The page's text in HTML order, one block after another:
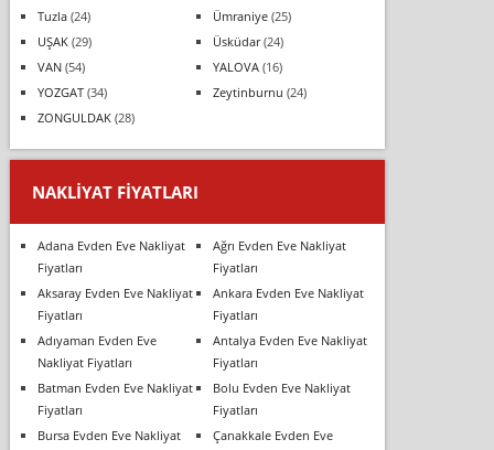
Tuzla(24) Ümraniye(25)
UŞAK(29) Üsküdar(24)
VAN(54) YALOVA(16)
YOZGAT(34) Zeytinburnu (24)
ZONGULDAK(28)
NAKLIYAT FIYATLARI
Adana Evden Eve Nakliyat
Fiyatları
Ağrı Evden Eve Nakliyat
Fiyatları
Aksaray Evden Eve Nakliyat
Fiyatları
Ankara Evden Eve Nakliyat
Fiyatları
Adıyaman Evden Eve
Nakliyat Fiyatları
Antalya Evden Eve Nakliyat
Fiyatları
Batman Evden Eve Nakliyat
Fiyatları
Bolu Evden Eve Nakliyat
Fiyatları
Bursa Evden Eve Nakliyat
Çanakkale Evden Eve